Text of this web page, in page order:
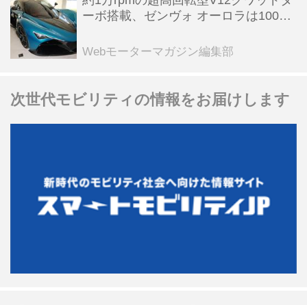
ーボ搭載、ゼンヴォ オーロラは100台
【スーパーカークロニクル・完全版／
Webモーターマガジン編集部
次世代モビリティの情報をお届けします